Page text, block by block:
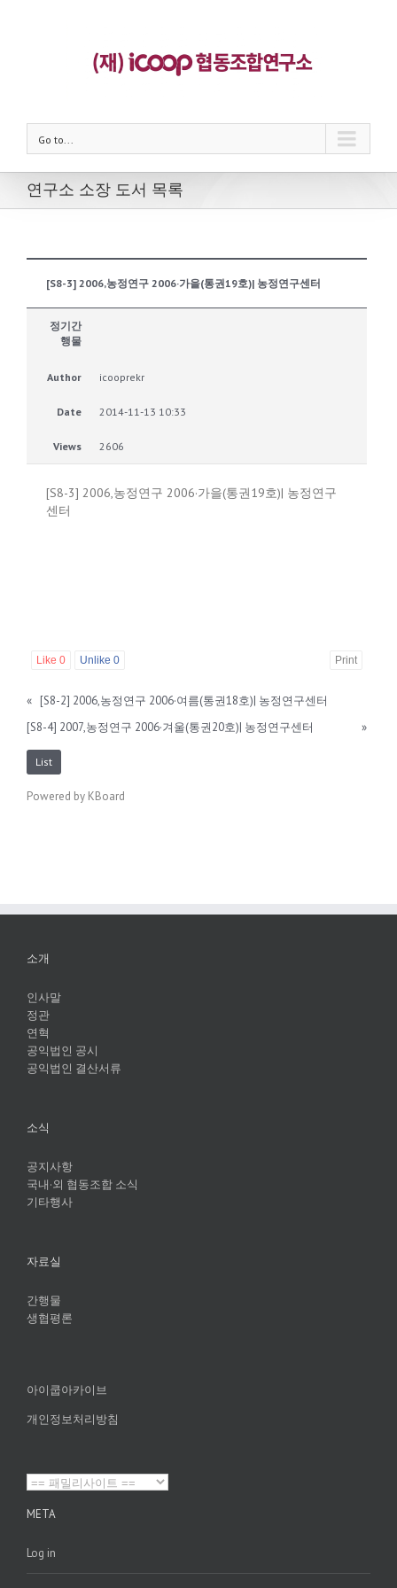
Go to...
연구소 소장 도서 목록
[S8-3] 2006,농정연구 2006·가을(통권19호)| 농정연구센터
정기간
행물
Author icooprekr
Date 2014-11-13 10:33
Views 2606
[S8-3] 2006,농정연구 2006·가을(통권19호)| 농정연구
센터
Like 0 Unlike 0 Print
« [S8-2] 2006,농정연구 2006·여름(통권18호)| 농정연구센터
[S8-4] 2007,농정연구 2006·겨울(통권20호)| 농정연구센터
»
List
Powered by KBoard
소개
인사말
정관
연혁
공익법인 공시
공익법인 결산서류
소식
공지사항
국내·외 협동조합 소식
기타행사
자료실
간행물
생협평론
아이쿱아카이브
개인정보처리방침
META
Log in